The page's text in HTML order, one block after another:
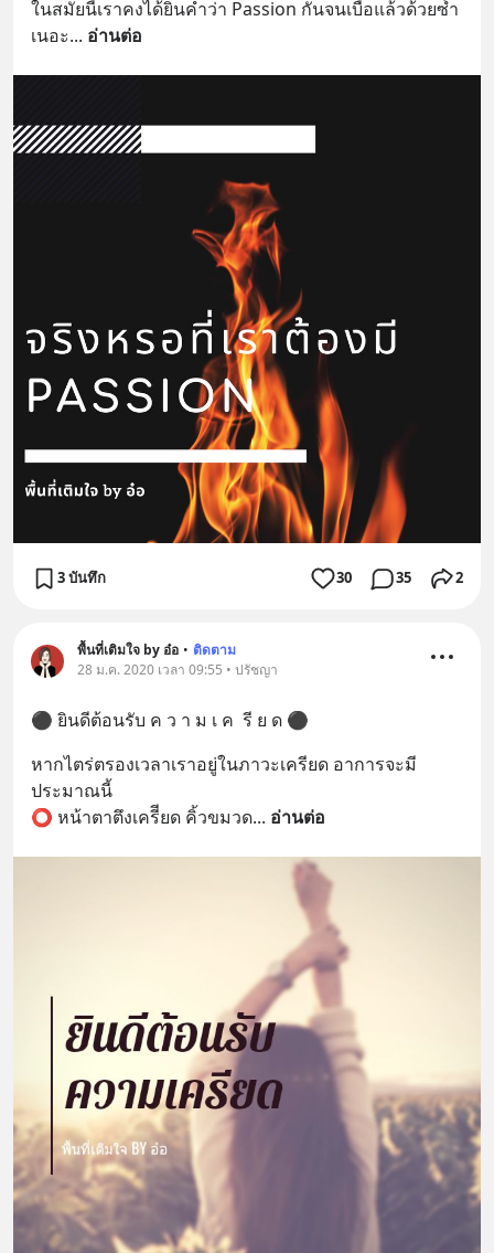
ในสมัยนี้เราคงได้ยินคำว่า Passion กันจนเบื่อแล้วด้วยซ้ำ
เนอะ... อ่านต่อ
3 บันทึก 30 35 2
พื้นที่เติมใจ by อ๋อ • ติดตาม
28 ม.ค. 2020 เวลา 09:55 • ปรัชญา
⚫ ยินดีต้อนรับ ค ว า ม เ ค  รี ย ด ⚫
หากไตร่ตรองเวลาเราอยู่ในภาวะเครียด อาการจะมี
ประมาณนี้
⭕ หน้าตาตึงเครีียด คิ้วขมวด... อ่านต่อ